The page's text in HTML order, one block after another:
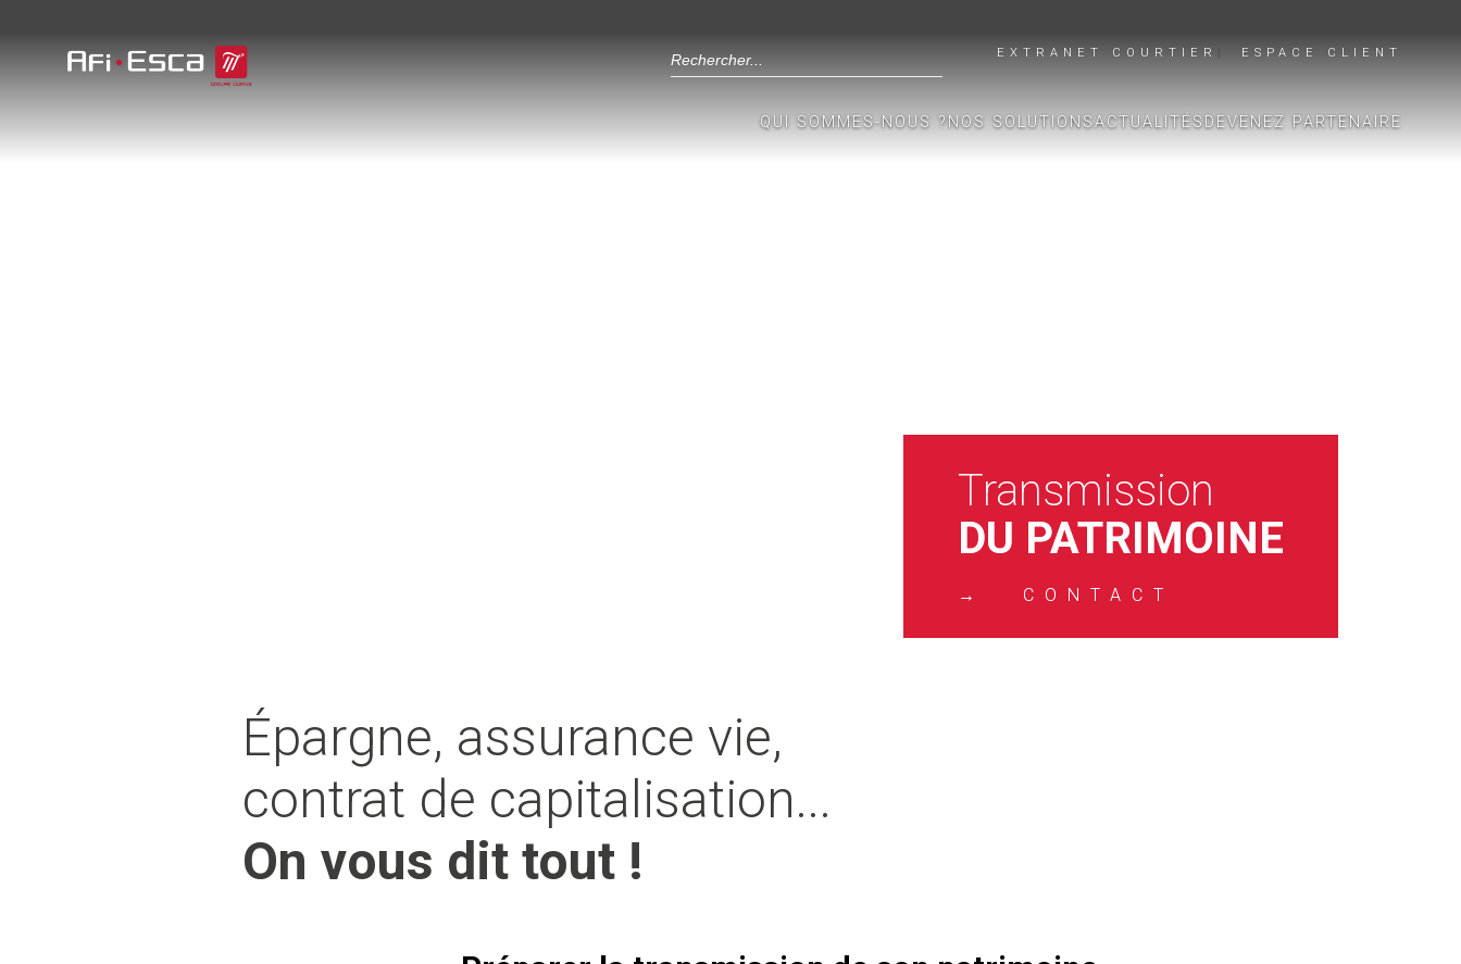
EXTRANET COURTIER ESPACE CLIENT
QUI SOMMES-NOUS ?NOS SOLUTIONSACTUALITÉS DEVENEZ PARTENAIRE
Transmission
DU PATRIMOINE
CONTACT
Épargne, assurance vie,
contrat de capitalisation...
On vous dit tout !